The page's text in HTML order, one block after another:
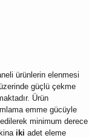
ürünlerin elenmesi
güçlü çekme
Ürün
emme gücüyle
minimum derece
iki adet eleme